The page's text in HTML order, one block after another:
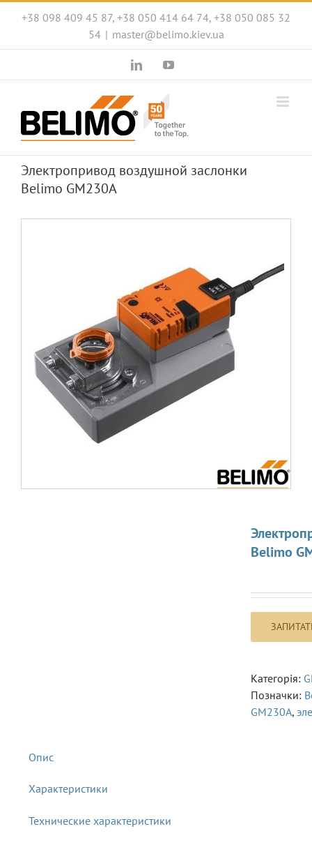
+38 098 409 45 87, +38 050 414 64 74, +38 050 085 32
54 | master@belimo.kiev.ua
LinkedInYouTube
Электропривод воздушной заслонки
Belimo GM230A
Belimo
Категорія:
Позначки:
GM230A,
Характеристики
Технические характеристики